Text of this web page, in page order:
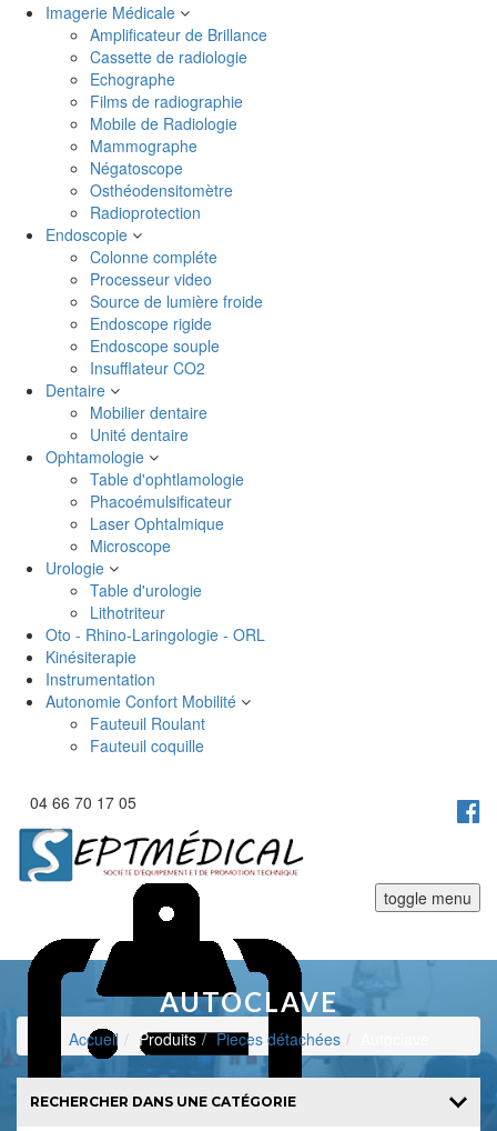
Imagerie Médicale
Amplificateur de Brillance
Cassette de radiologie
Echographe
Films de radiographie
Mobile de Radiologie
Mammographe
Négatoscope
Osthéodensitomètre
Radioprotection
Endoscopie
Colonne compléte
Processeur video
Source de lumière froide
Endoscope rigide
Endoscope souple
Insufflateur CO2
Dentaire
Mobilier dentaire
Unité dentaire
Ophtamologie
Table d'ophtlamologie
Phacoémulsificateur
Laser Ophtalmique
Microscope
Urologie
Table d'urologie
Lithotriteur
Oto - Rhino-Laringologie - ORL
Kinésiterapie
Instrumentation
Autonomie Confort Mobilité
Fauteuil Roulant
Fauteuil coquille
04 66 70 17 05
toggle menu
AUTOCLAVE
Accueil Produits Pieces détachées